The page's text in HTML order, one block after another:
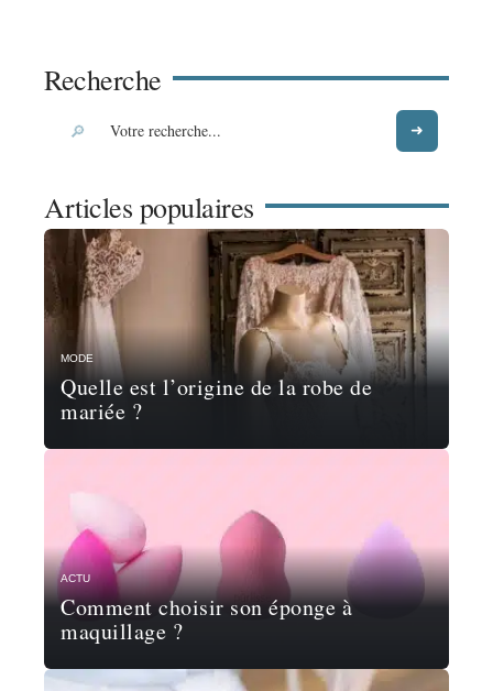
Recherche
Articles populaires
MODE
Quelle est l’origine de la robe de
mariée ?
ACTU
Comment choisir son éponge à
maquillage ?